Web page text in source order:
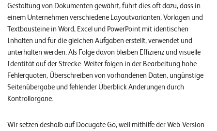
Gestaltung von Dokumenten gewährt, führt dies oft dazu, dass in
einem Unternehmen verschiedene Layoutvarianten, Vorlagen und
Textbausteine in Word, Excel und PowerPoint mit identischen
Inhalten und für die gleichen Aufgaben erstellt, verwendet und
unterhalten werden. Als Folge davon bleiben Effizienz und visuelle
Identität auf der Strecke. Weiter folgen in der Bearbeitung hohe
Fehlerquoten, Überschreiben von vorhandenen Daten, ungünstige
Seitenübergabe und fehlender Überblick Änderungen durch
Kontrollorgane.
Wir setzen deshalb auf Docugate Go, weil mithilfe der Web-Version